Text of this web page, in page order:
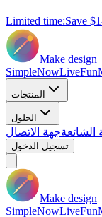
Limited time:Save
Make design
SimpleNowLiveFun
المنتجات
الحلول
الشائعةجهة الاتصال
تسجيل الدخول
Make design
SimpleNowLiveFun